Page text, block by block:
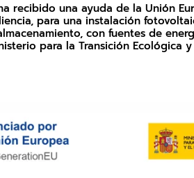
recibido una ayuda de la Unión
para una instalación
con fuentes de
para la Transición Ecológica